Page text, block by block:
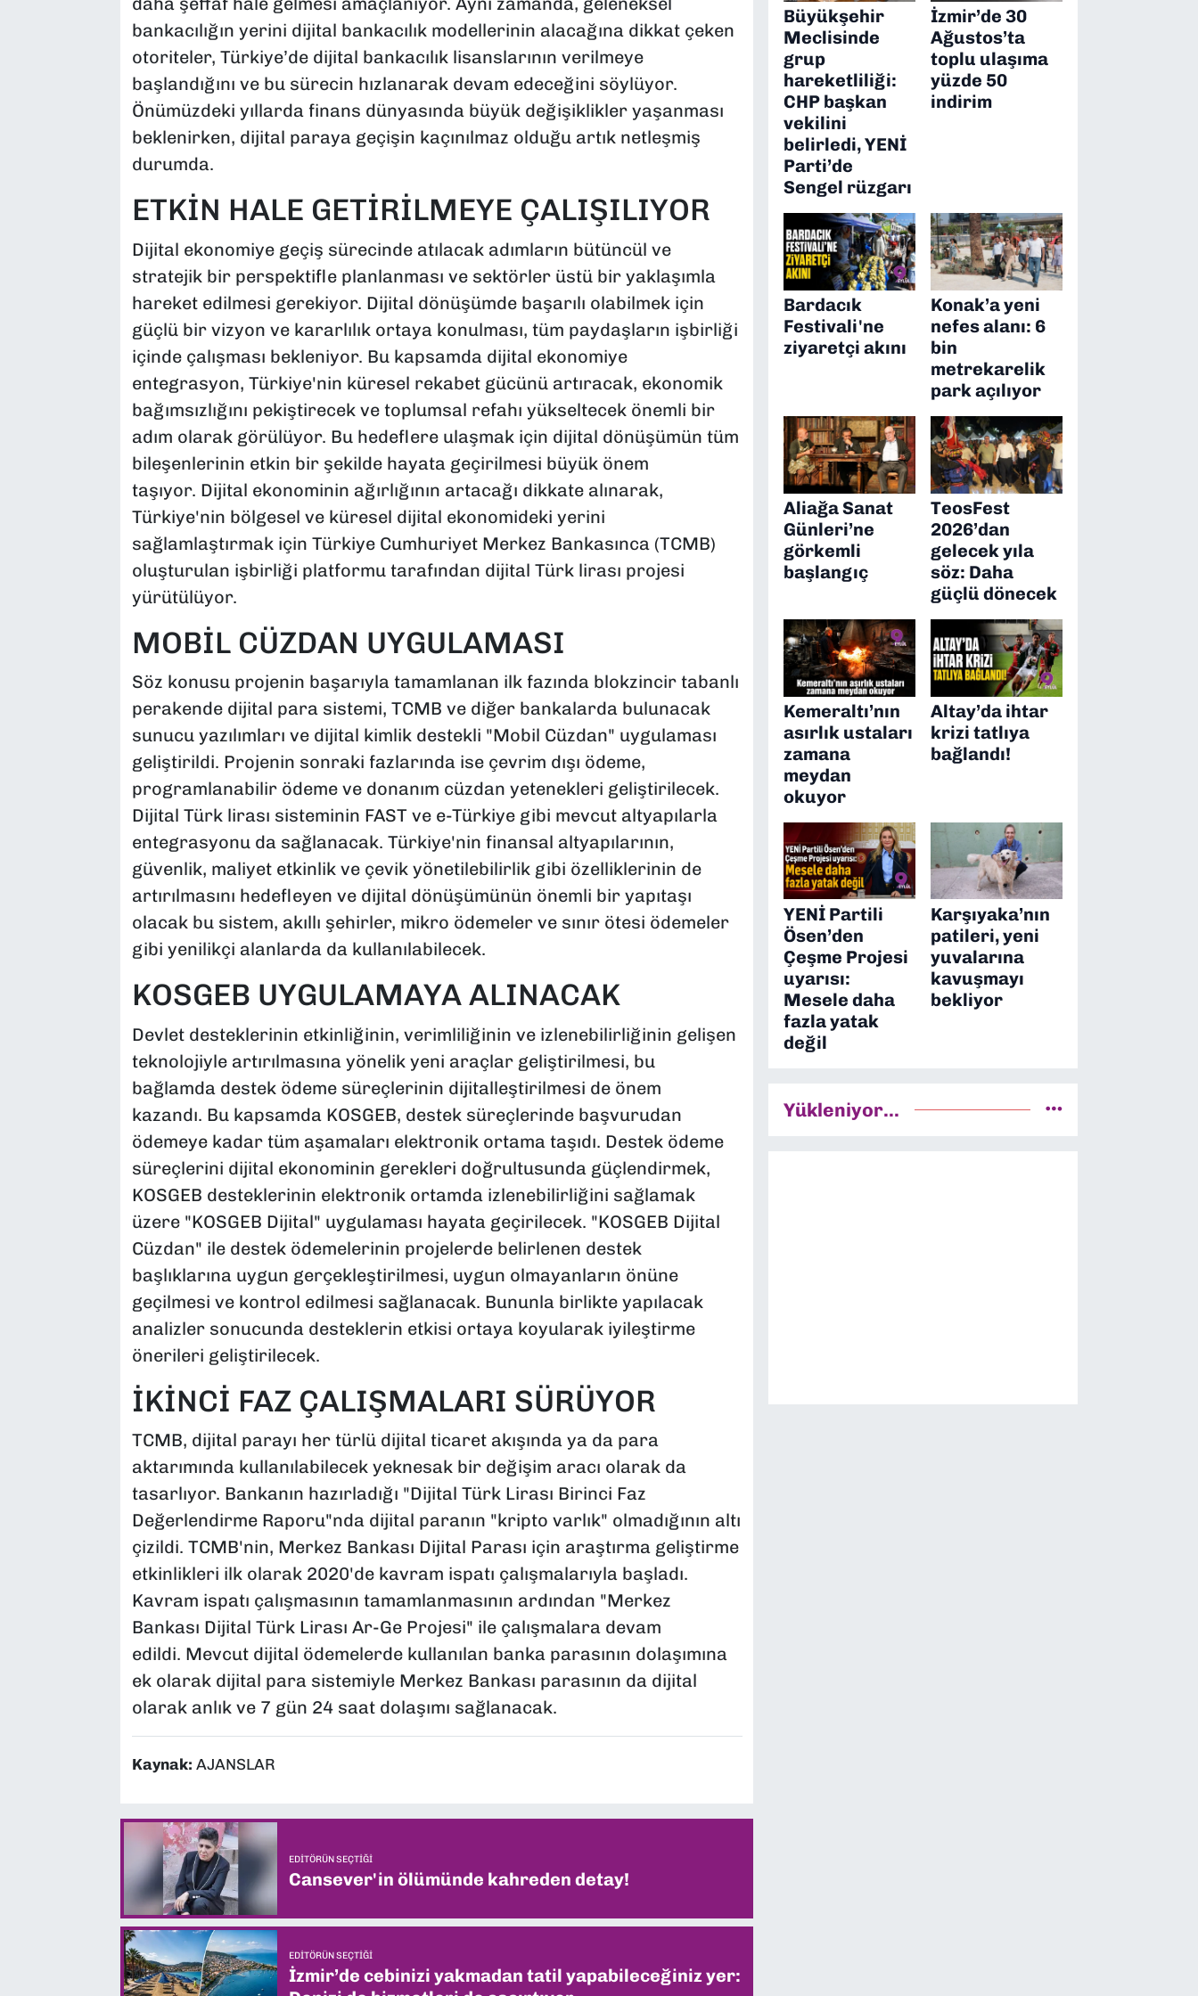
bankacılığın yerini dijital bankacılık modellerinin alacağına dikkat çeken
otoriteler, Türkiye’de dijital bankacılık lisanslarının verilmeye
başlandığını ve bu sürecin hızlanarak devam edeceğini söylüyor.
Önümüzdeki yıllarda finans dünyasında büyük değişiklikler yaşanması
beklenirken, dijital paraya geçişin kaçınılmaz olduğu artık netleşmiş
durumda.
ETKİN HALE GETİRİLMEYE ÇALIŞILIYOR
Dijital ekonomiye geçiş sürecinde atılacak adımların bütüncül ve
stratejik bir perspektifle planlanması ve sektörler üstü bir yaklaşımla
hareket edilmesi gerekiyor. Dijital dönüşümde başarılı olabilmek için
güçlü bir vizyon ve kararlılık ortaya konulması, tüm paydaşların işbirliği
içinde çalışması bekleniyor. Bu kapsamda dijital ekonomiye
entegrasyon, Türkiye'nin küresel rekabet gücünü artıracak, ekonomik
bağımsızlığını pekiştirecek ve toplumsal refahı yükseltecek önemli bir
adım olarak görülüyor. Bu hedeflere ulaşmak için dijital dönüşümün tüm
bileşenlerinin etkin bir şekilde hayata geçirilmesi büyük önem
taşıyor. Dijital ekonominin ağırlığının artacağı dikkate alınarak,
Türkiye'nin bölgesel ve küresel dijital ekonomideki yerini
sağlamlaştırmak için Türkiye Cumhuriyet Merkez Bankasınca (TCMB)
oluşturulan işbirliği platformu tarafından dijital Türk lirası projesi
yürütülüyor.
MOBİL CÜZDAN UYGULAMASI
Söz konusu projenin başarıyla tamamlanan ilk fazında blokzincir tabanlı
perakende dijital para sistemi, TCMB ve diğer bankalarda bulunacak
sunucu yazılımları ve dijital kimlik destekli "Mobil Cüzdan" uygulaması
geliştirildi. Projenin sonraki fazlarında ise çevrim dışı ödeme,
programlanabilir ödeme ve donanım cüzdan yetenekleri geliştirilecek.
Dijital Türk lirası sisteminin FAST ve e-Türkiye gibi mevcut altyapılarla
entegrasyonu da sağlanacak. Türkiye'nin finansal altyapılarının,
güvenlik, maliyet etkinlik ve çevik yönetilebilirlik gibi özelliklerinin de
artırılmasını hedefleyen ve dijital dönüşümünün önemli bir yapıtaşı
olacak bu sistem, akıllı şehirler, mikro ödemeler ve sınır ötesi ödemeler
gibi yenilikçi alanlarda da kullanılabilecek.
KOSGEB UYGULAMAYA ALINACAK
Devlet desteklerinin etkinliğinin, verimliliğinin ve izlenebilirliğinin gelişen
teknolojiyle artırılmasına yönelik yeni araçlar geliştirilmesi, bu
bağlamda destek ödeme süreçlerinin dijitalleştirilmesi de önem
kazandı. Bu kapsamda KOSGEB, destek süreçlerinde başvurudan
ödemeye kadar tüm aşamaları elektronik ortama taşıdı. Destek ödeme
süreçlerini dijital ekonominin gerekleri doğrultusunda güçlendirmek,
KOSGEB desteklerinin elektronik ortamda izlenebilirliğini sağlamak
üzere "KOSGEB Dijital" uygulaması hayata geçirilecek. "KOSGEB Dijital
Cüzdan" ile destek ödemelerinin projelerde belirlenen destek
başlıklarına uygun gerçekleştirilmesi, uygun olmayanların önüne
geçilmesi ve kontrol edilmesi sağlanacak. Bununla birlikte yapılacak
analizler sonucunda desteklerin etkisi ortaya koyularak iyileştirme
önerileri geliştirilecek.
İKİNCİ FAZ ÇALIŞMALARI SÜRÜYOR
TCMB, dijital parayı her türlü dijital ticaret akışında ya da para
aktarımında kullanılabilecek yeknesak bir değişim aracı olarak da
tasarlıyor. Bankanın hazırladığı "Dijital Türk Lirası Birinci Faz
Değerlendirme Raporu"nda dijital paranın "kripto varlık" olmadığının altı
çizildi. TCMB'nin, Merkez Bankası Dijital Parası için araştırma geliştirme
etkinlikleri ilk olarak 2020'de kavram ispatı çalışmalarıyla başladı.
Kavram ispatı çalışmasının tamamlanmasının ardından "Merkez
Bankası Dijital Türk Lirası Ar-Ge Projesi" ile çalışmalara devam
edildi. Mevcut dijital ödemelerde kullanılan banka parasının dolaşımına
ek olarak dijital para sistemiyle Merkez Bankası parasının da dijital
olarak anlık ve 7 gün 24 saat dolaşımı sağlanacak.
Kaynak: AJANSLAR
EDITÖRÜN SEÇTIĞI
Cansever'in ölümünde kahreden detay!
EDITÖRÜN SEÇTIĞI
İzmir’de cebinizi yakmadan tatil yapabileceğiniz yer:
Büyükşehir
Meclisinde
grup
hareketliliği:
CHP başkan
vekilini
belirledi, YENİ
Parti’de
Sengel rüzgarı
İzmir’de 30
Ağustos’ta
toplu ulaşıma
yüzde 50
indirim
Bardacık
Festivali'ne
ziyaretçi akını
Konak’a yeni
nefes alanı: 6
bin
metrekarelik
park açılıyor
Aliağa Sanat
Günleri’ne
görkemli
başlangıç
TeosFest
2026’dan
gelecek yıla
söz: Daha
güçlü dönecek
Kemeraltı’nın
asırlık ustaları
zamana
meydan
okuyor
Altay’da ihtar
krizi tatlıya
bağlandı!
YENİ Partili
Ösen’den
Çeşme Projesi
uyarısı:
Mesele daha
fazla yatak
değil
Karşıyaka’nın
patileri, yeni
yuvalarına
kavuşmayı
bekliyor
Yükleniyor...